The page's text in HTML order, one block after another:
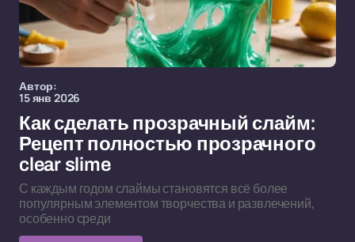
Автор:
15 янв 2026
Как сделать прозрачный слайм:
Рецепт полностью прозрачного
clear slime
С каждым годом слаймы становятся всё более
популярным элементом творчества и развлечений,
особенно среди